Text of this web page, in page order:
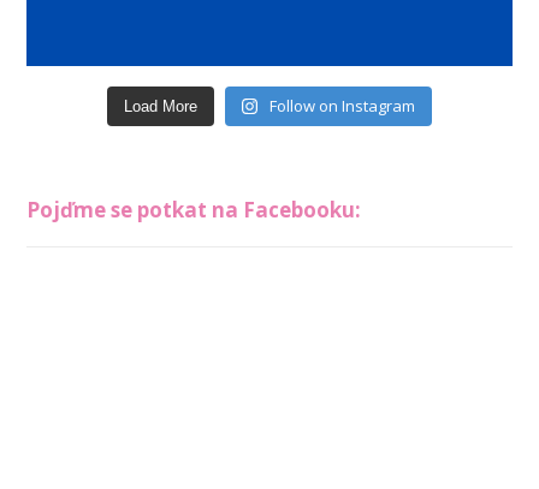
Load More Follow on Instagram
Pojďme se potkat na Facebooku: